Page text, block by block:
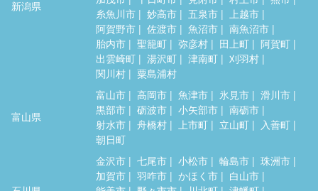
新潟県
糸魚川市
妙高市 五泉市
上越市
阿賀野市
佐渡市 魚沼市
南魚沼市
胎内市
聖籠町 弥彦村 田上町
阿賀町
出雲崎町
湯沢町 津南町
刈羽村
関川村
粟島浦村
富山県
富山市 高岡市 魚津市 氷見市
滑川市
黒部市
砺波市 小矢部市
南砺市
射水市
舟橋村 上市町 立山町
入善町
朝日町
金沢市 七尾市 小松市 輪島市
珠洲市
加賀市
羽咋市 かほく市
白山市